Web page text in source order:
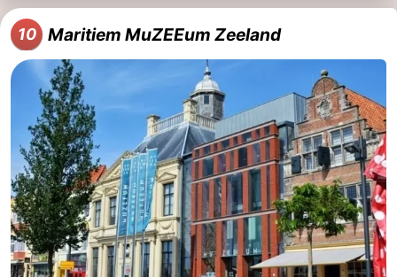
10 Maritiem MuZEEum Zeeland